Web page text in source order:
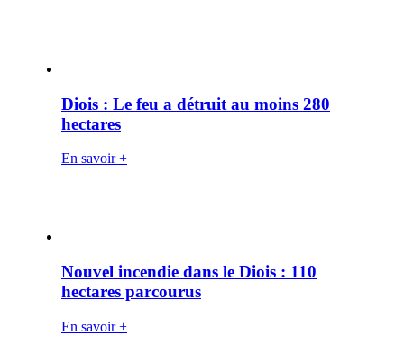
Diois : Le feu a détruit au moins 280
hectares
En savoir +
Nouvel incendie dans le Diois : 110
hectares parcourus
En savoir +